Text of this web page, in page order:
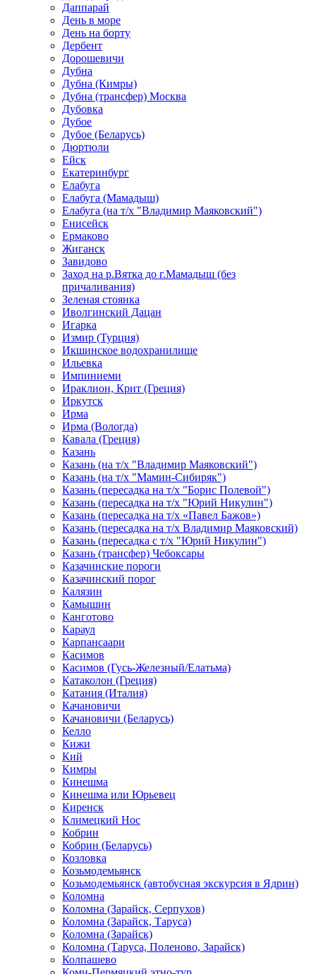
Даппарай
День в море
День на борту
Дербент
Дорошевичи
Дубна
Дубна (Кимры)
Дубна (трансфер) Москва
Дубовка
Дубое
Дубое (Беларусь)
Дюртюли
Ейск
Екатеринбург
Елабуга
Елабуга (Мамадыш)
Елабуга (на т/х "Владимир Маяковский")
Енисейск
Ермаково
Жиганск
Завидово
Заход на р.Вятка до г.Мамадыш (без
причаливания)
Зеленая стоянка
Иволгинский Дацан
Игарка
Измир (Турция)
Икшинское водохранилище
Ильевка
Импиниеми
Ираклион, Крит (Греция)
Иркутск
Ирма
Ирма (Вологда)
Кавала (Греция)
Казань
Казань (на т/х "Владимир Маяковский")
Казань (на т/х "Мамин-Сибиряк")
Казань (пересадка на т/х "Борис Полевой")
Казань (пересадка на т/х "Юрий Никулин")
Казань (пересадка на т/х «Павел Бажов»)
Казань (пересадка на т/х Владимир Маяковский)
Казань (пересадка с т/х "Юрий Никулин")
Казань (трансфер) Чебоксары
Казачинские пороги
Казачинский порог
Калязин
Камышин
Канготово
Караул
Карпансаари
Касимов
Касимов (Гусь-Железный/Елатьма)
Катаколон (Греция)
Катания (Италия)
Качановичи
Качановичи (Беларусь)
Келло
Кижи
Кий
Кимры
Кинешма
Кинешма или Юрьевец
Киренск
Климецкий Нос
Кобрин
Кобрин (Беларусь)
Козловка
Козьмодемьянск
Козьмодемьянск (автобусная экскурсия в Ядрин)
Коломна
Коломна (Зарайск, Серпухов)
Коломна (Зарайск, Таруса)
Коломна (Зарайск)
Коломна (Таруса, Поленово, Зарайск)
Колпашево